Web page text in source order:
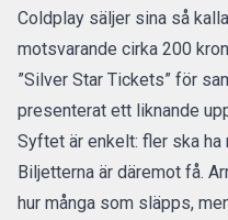
Coldplay säljer sina så
motsvarande cirka 200
”Silver Star Tickets” för
presenterat ett liknande
Syftet är enkelt: fler ska ha
Biljetterna är däremot få.
hur många som släpps,